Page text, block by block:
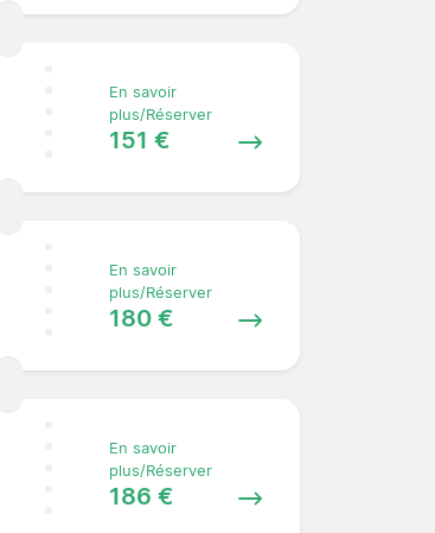
En savoir
plus/Réserver
151 €
En savoir
plus/Réserver
180 €
En savoir
plus/Réserver
186 €